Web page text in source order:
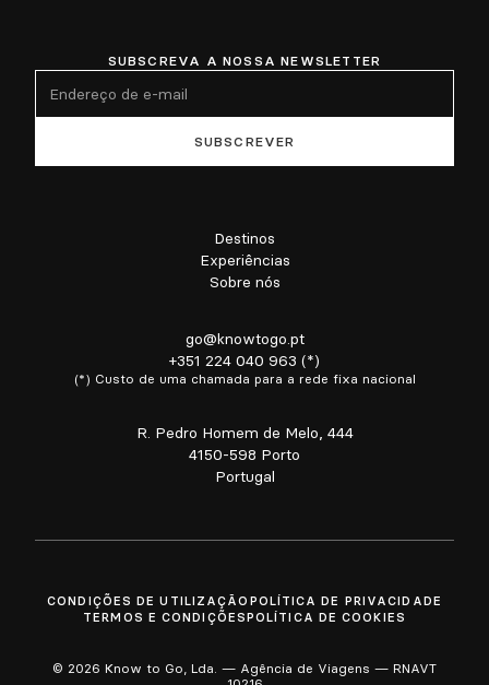
SUBSCREVA A NOSSA NEWSLETTER
Destinos
Experiências
Sobre nós
go@knowtogo.pt
+351 224 040 963 (*)
(*) Custo de uma chamada para a rede fixa nacional
R. Pedro Homem de Melo, 444
4150-598 Porto
Portugal
CONDIÇÕES DE UTILIZAÇÃO POLÍTICA DE PRIVACIDADE
TERMOS E CONDIÇÕESPOLÍTICA DE COOKIES
© 2026 Know to Go, Lda. — Agência de Viagens — RNAVT